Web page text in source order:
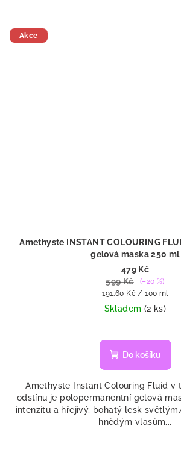
Akce
Amethyste INSTANT COLOURING
gelová maska 250 ml
479 Kč
599 Kč
(–20 %)
Měrná
cena:
191,60 Kč / 100 ml
Skladem (2 ks)
Do košíku
Amethyste Instant Colouring Fluid v
odstínu je polopermanentní gelová
intenzitu a hřejivý, bohatý lesk
hnědým vlasům...